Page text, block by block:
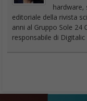
hardware,
editoriale della rivista
anni al Gruppo Sole 24
responsabile di Digitalic